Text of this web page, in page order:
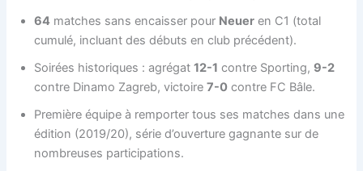
64 matches sans encaisser pour Neuer en C1 (total
cumulé, incluant des débuts en club précédent).
Soirées historiques : agrégat12-1 contre Sporting, 9-2
contre Dinamo Zagreb, victoire7-0 contre FC Bâle.
Première équipe à remporter tous ses matches dans une
édition (2019/20), série d’ouverture gagnante sur de
nombreuses participations.